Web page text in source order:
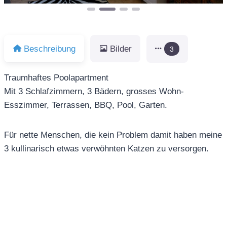
Beschreibung Bilder 3
Traumhaftes Poolapartment
Mit 3 Schlafzimmern, 3 Bädern, grosses Wohn-
Esszimmer, Terrassen, BBQ, Pool, Garten.
Für nette Menschen, die kein Problem damit haben meine
3 kullinarisch etwas verwöhnten Katzen zu versorgen.